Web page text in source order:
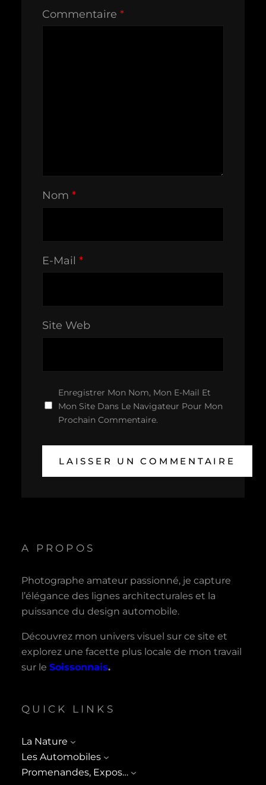
Commentaire *
Nom *
E-Mail *
Site Web
Enregistrer Mon Nom, Mon E-Mail Et
Mon Site Dans Le Navigateur Pour Mon
Prochain Commentaire.
A PROPOS
Photographe amateur passionné, je capture
l’élégance des lignes architecturales et la
puissance du design automobile.
Découvrez mon univers visuel sur ce site et
explorez une facette plus locale de mon travail
sur le Soissonnais.
QUICK LINKS
La Nature
Les Automobiles
Promenandes, Expos…